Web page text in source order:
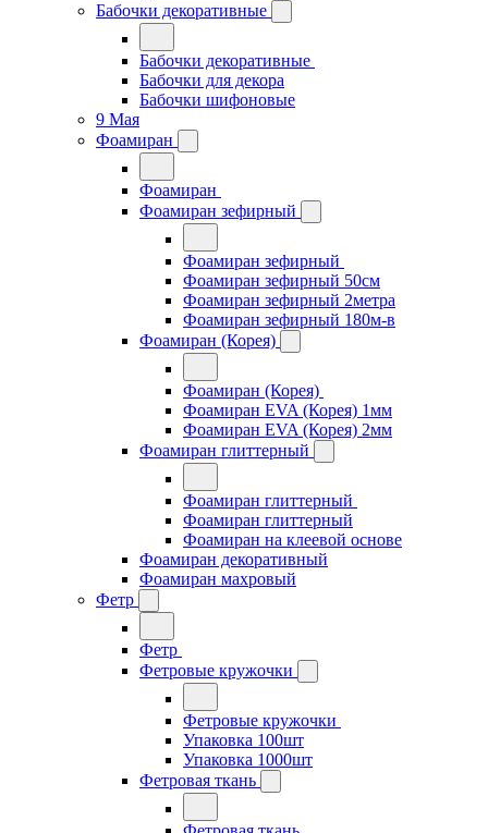
Бабочки декоративные
Бабочки декоративные
Бабочки для декора
Бабочки шифоновые
9 Мая
Фоамиран
Фоамиран
Фоамиран зефирный
Фоамиран зефирный
Фоамиран зефирный 50см
Фоамиран зефирный 2метра
Фоамиран зефирный 180м-в
Фоамиран (Корея)
Фоамиран (Корея)
Фоамиран EVA (Корея) 1мм
Фоамиран EVA (Корея) 2мм
Фоамиран глиттерный
Фоамиран глиттерный
Фоамиран глиттерный
Фоамиран на клеевой основе
Фоамиран декоративный
Фоамиран махровый
Фетр
Фетр
Фетровые кружочки
Фетровые кружочки
Упаковка 100шт
Упаковка 1000шт
Фетровая ткань